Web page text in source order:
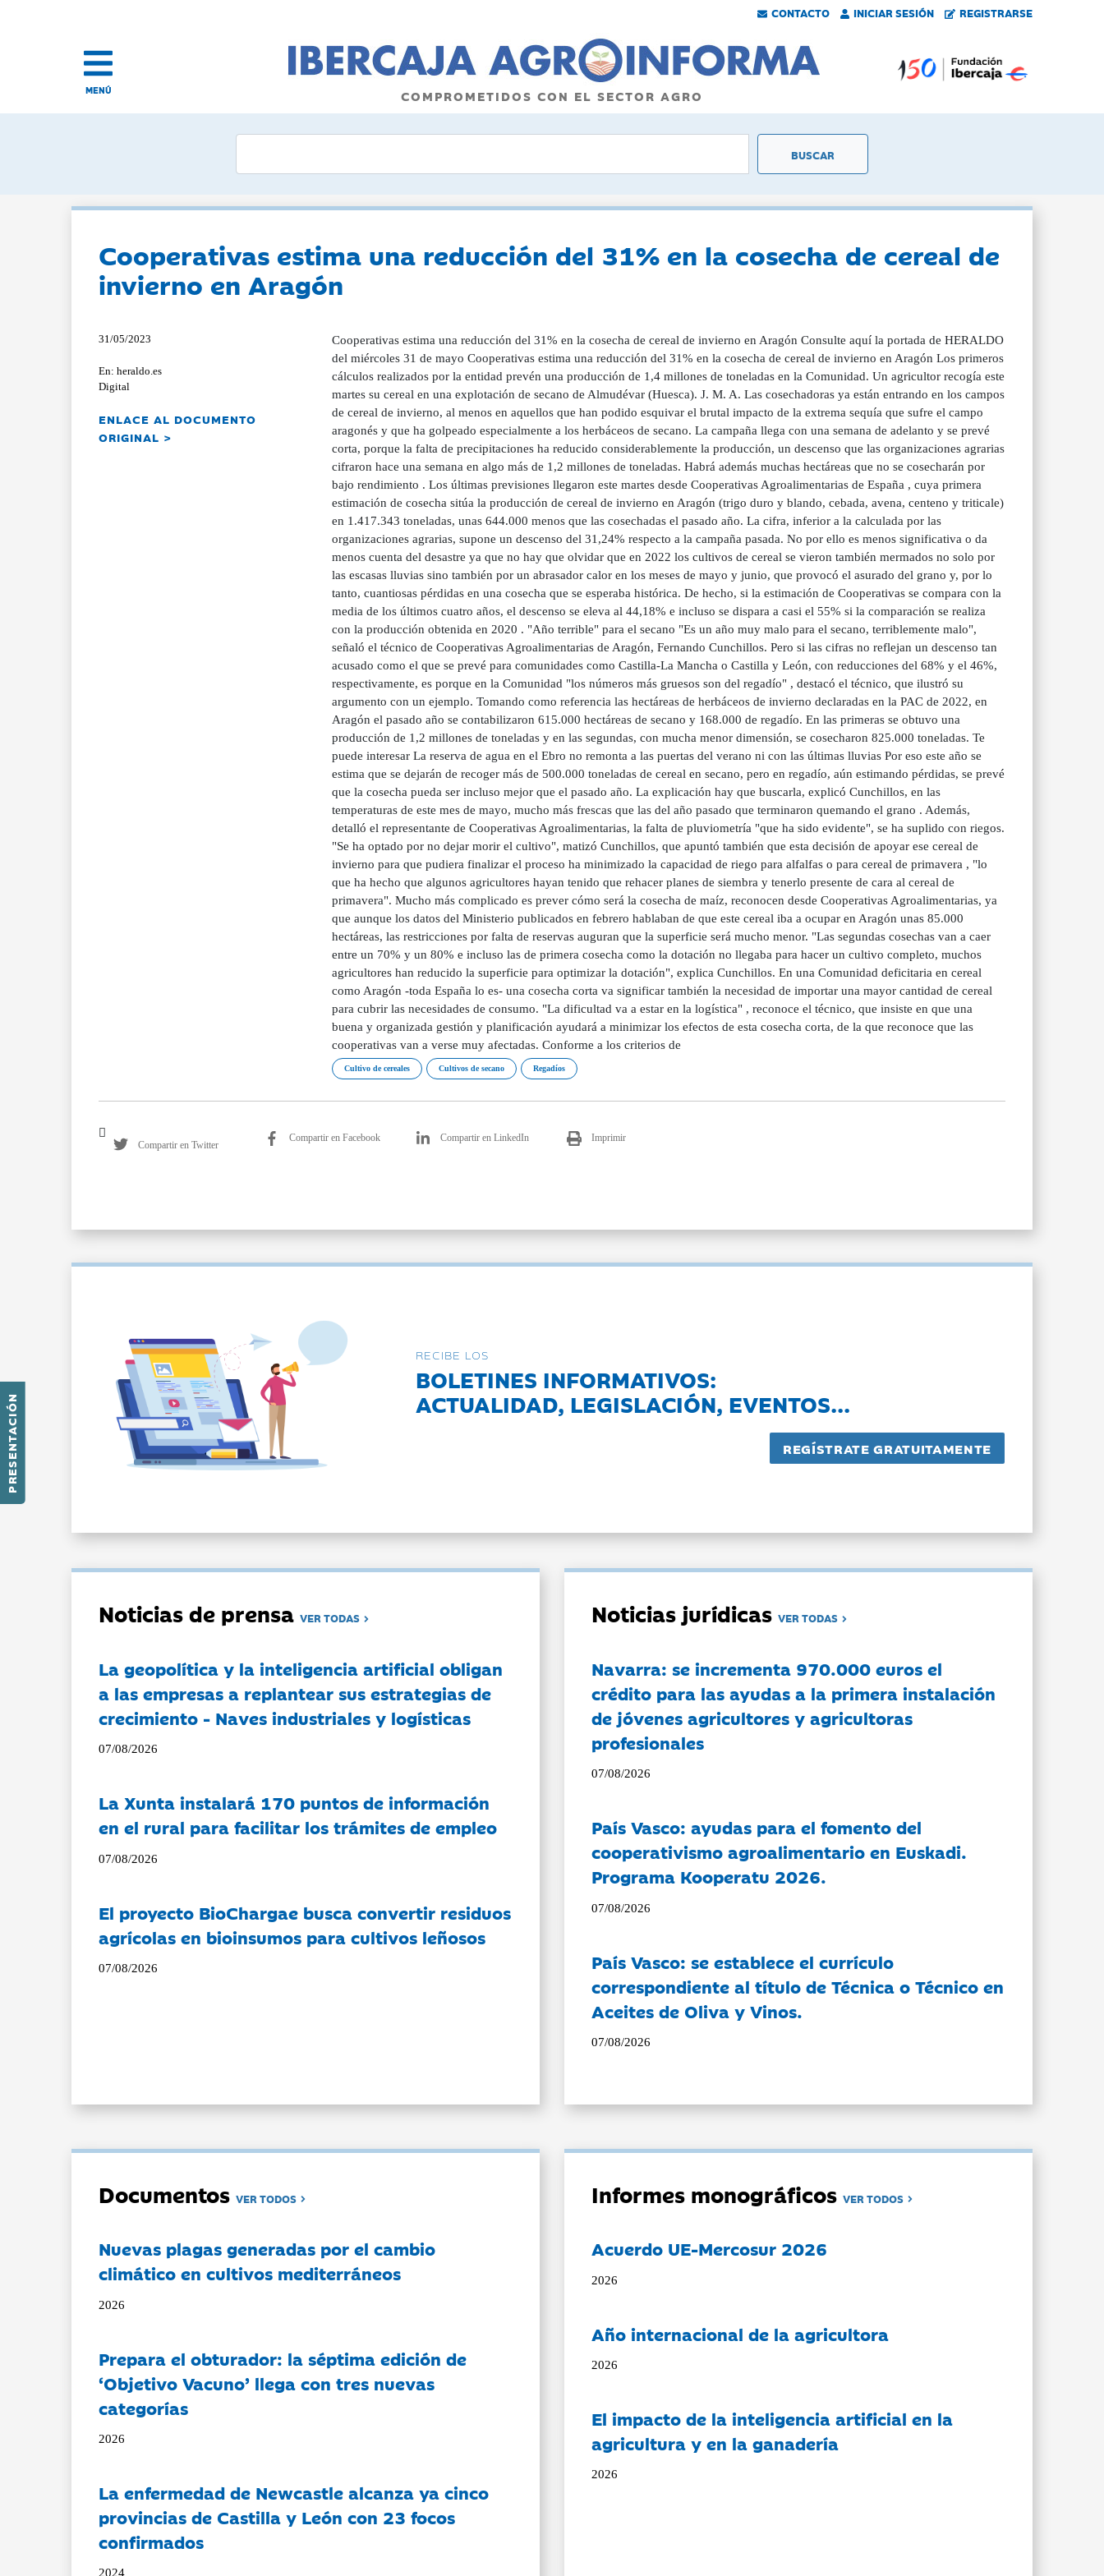
CONTACTO INICIAR SESIÓN REGISTRARSE
PRESENTACIÓN
MENÚ COMPROMETIDOS CON EL SECTOR AGRO
Cooperativas estima una reducción del 31% en la cosecha de cereal de
invierno en Aragón
31/05/2023
En: heraldo.es
Digital
ENLACE AL DOCUMENTO
ORIGINAL >
Cooperativas estima una reducción del 31% en la cosecha de cereal de invierno en Aragón Consulte aquí la portada de HERALDO
del miércoles 31 de mayo Cooperativas estima una reducción del 31% en la cosecha de cereal de invierno en Aragón Los primeros
cálculos realizados por la entidad prevén una producción de 1,4 millones de toneladas en la Comunidad. Un agricultor recogía este
martes su cereal en una explotación de secano de Almudévar (Huesca). J. M. A. Las cosechadoras ya están entrando en los campos
de cereal de invierno, al menos en aquellos que han podido esquivar el brutal impacto de la extrema sequía que sufre el campo
aragonés y que ha golpeado especialmente a los herbáceos de secano. La campaña llega con una semana de adelanto y se prevé
corta, porque la falta de precipitaciones ha reducido considerablemente la producción, un descenso que las organizaciones agrarias
cifraron hace una semana en algo más de 1,2 millones de toneladas. Habrá además muchas hectáreas que no se cosecharán por
bajo rendimiento . Los últimas previsiones llegaron este martes desde Cooperativas Agroalimentarias de España , cuya primera
estimación de cosecha sitúa la producción de cereal de invierno en Aragón (trigo duro y blando, cebada, avena, centeno y triticale)
en 1.417.343 toneladas, unas 644.000 menos que las cosechadas el pasado año. La cifra, inferior a la calculada por las
organizaciones agrarias, supone un descenso del 31,24% respecto a la campaña pasada. No por ello es menos significativa o da
menos cuenta del desastre ya que no hay que olvidar que en 2022 los cultivos de cereal se vieron también mermados no solo por
las escasas lluvias sino también por un abrasador calor en los meses de mayo y junio, que provocó el asurado del grano y, por lo
tanto, cuantiosas pérdidas en una cosecha que se esperaba histórica. De hecho, si la estimación de Cooperativas se compara con la
media de los últimos cuatro años, el descenso se eleva al 44,18% e incluso se dispara a casi el 55% si la comparación se realiza
con la producción obtenida en 2020 . "Año terrible" para el secano "Es un año muy malo para el secano, terriblemente malo",
señaló el técnico de Cooperativas Agroalimentarias de Aragón, Fernando Cunchillos. Pero si las cifras no reflejan un descenso tan
acusado como el que se prevé para comunidades como Castilla-La Mancha o Castilla y León, con reducciones del 68% y el 46%,
respectivamente, es porque en la Comunidad "los números más gruesos son del regadío" , destacó el técnico, que ilustró su
argumento con un ejemplo. Tomando como referencia las hectáreas de herbáceos de invierno declaradas en la PAC de 2022, en
Aragón el pasado año se contabilizaron 615.000 hectáreas de secano y 168.000 de regadío. En las primeras se obtuvo una
producción de 1,2 millones de toneladas y en las segundas, con mucha menor dimensión, se cosecharon 825.000 toneladas. Te
puede interesar La reserva de agua en el Ebro no remonta a las puertas del verano ni con las últimas lluvias Por eso este año se
estima que se dejarán de recoger más de 500.000 toneladas de cereal en secano, pero en regadío, aún estimando pérdidas, se prevé
que la cosecha pueda ser incluso mejor que el pasado año. La explicación hay que buscarla, explicó Cunchillos, en las
temperaturas de este mes de mayo, mucho más frescas que las del año pasado que terminaron quemando el grano . Además,
detalló el representante de Cooperativas Agroalimentarias, la falta de pluviometría "que ha sido evidente", se ha suplido con riegos.
"Se ha optado por no dejar morir el cultivo", matizó Cunchillos, que apuntó también que esta decisión de apoyar ese cereal de
invierno para que pudiera finalizar el proceso ha minimizado la capacidad de riego para alfalfas o para cereal de primavera , "lo
que ha hecho que algunos agricultores hayan tenido que rehacer planes de siembra y tenerlo presente de cara al cereal de
primavera". Mucho más complicado es prever cómo será la cosecha de maíz, reconocen desde Cooperativas Agroalimentarias, ya
que aunque los datos del Ministerio publicados en febrero hablaban de que este cereal iba a ocupar en Aragón unas 85.000
hectáreas, las restricciones por falta de reservas auguran que la superficie será mucho menor. "Las segundas cosechas van a caer
entre un 70% y un 80% e incluso las de primera cosecha como la dotación no llegaba para hacer un cultivo completo, muchos
agricultores han reducido la superficie para optimizar la dotación", explica Cunchillos. En una Comunidad deficitaria en cereal
como Aragón -toda España lo es- una cosecha corta va significar también la necesidad de importar una mayor cantidad de cereal
para cubrir las necesidades de consumo. "La dificultad va a estar en la logística" , reconoce el técnico, que insiste en que una
buena y organizada gestión y planificación ayudará a minimizar los efectos de esta cosecha corta, de la que reconoce que las
cooperativas van a verse muy afectadas. Conforme a los criterios de
Cultivo de cereales Cultivos de secano Regadíos
Compartir en Twitter
Compartir en Facebook Compartir en LinkedIn Imprimir
RECIBE LOS
BOLETINES INFORMATIVOS:
ACTUALIDAD, LEGISLACIÓN, EVENTOS...
Noticias de prensaVER TODAS
La geopolítica y la inteligencia artificial obligan
a las empresas a replantear sus estrategias de
crecimiento - Naves industriales y logísticas
07/08/2026
La Xunta instalará 170 puntos de información
en el rural para facilitar los trámites de empleo
07/08/2026
El proyecto BioChargae busca convertir residuos
agrícolas en bioinsumos para cultivos leñosos
07/08/2026
Noticias jurídicasVER TODAS
Navarra: se incrementa 970.000 euros el
crédito para las ayudas a la primera instalación
de jóvenes agricultores y agricultoras
profesionales
07/08/2026
País Vasco: ayudas para el fomento del
cooperativismo agroalimentario en Euskadi.
Programa Kooperatu 2026.
07/08/2026
País Vasco: se establece el currículo
correspondiente al título de Técnica o Técnico en
Aceites de Oliva y Vinos.
07/08/2026
DocumentosVER TODOS
Nuevas plagas generadas por el cambio
climático en cultivos mediterráneos
2026
Prepara el obturador: la séptima edición de
‘Objetivo Vacuno’ llega con tres nuevas
categorías
2026
La enfermedad de Newcastle alcanza ya cinco
provincias de Castilla y León con 23 focos
confirmados
2024
Informes monográficosVER TODOS
Acuerdo UE-Mercosur 2026
2026
Año internacional de la agricultora
2026
El impacto de la inteligencia artificial en la
agricultura y en la ganadería
2026